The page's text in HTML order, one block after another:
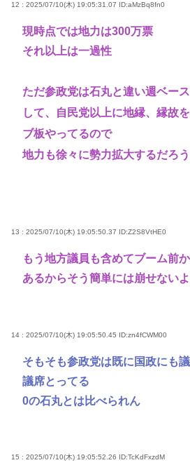
12 : 2025/07/10(木) 19:05:31.07 ID:aMzBq8fn0
現時点では地力は300万票
それ以上は一過性
ただ参政党は石丸と違い週ベー
して、自民党以上に地縁、縁故
ブ板やってるので
地力も徐々に勢力拡大するだろ
13 : 2025/07/10(木) 19:05:50.37 ID:Z2S8VtHE0
もう地方議員も含めてブーム前
あるからそう簡単には崩せないよ
14 : 2025/07/10(木) 19:05:50.45 ID:zn4fCWM00
そもそも参政党は既に国政にも
議席とってる
0の石丸とは比べられん
15 : 2025/07/10(木) 19:05:52.26 ID:TcKdFxzdM